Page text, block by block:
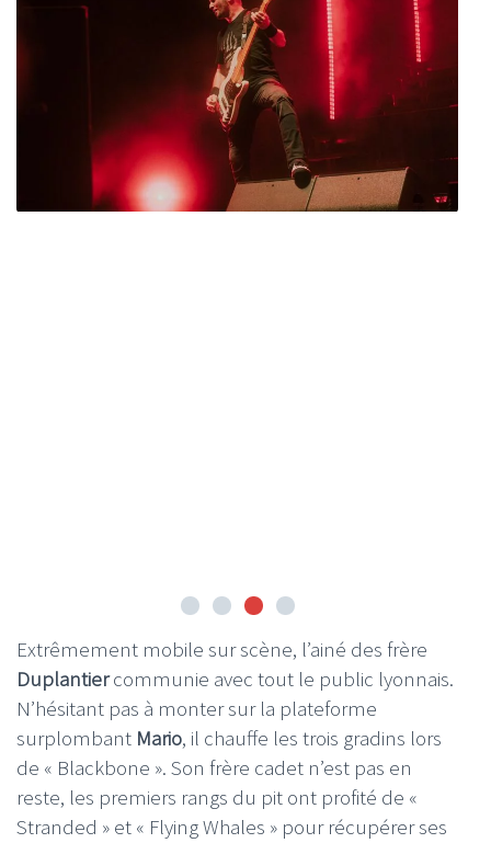
Extrêmement mobile sur scène, l’ainé des frère
Duplantiercommunie avec tout le public lyonnais.
N’hésitant pas à monter sur la plateforme
surplombant Mario, il chauffe les trois gradins lors
de « Blackbone ». Son frère cadet n’est pas en
reste, les premiers rangs du pit ont profité de «
Stranded » et « Flying Whales » pour récupérer ses